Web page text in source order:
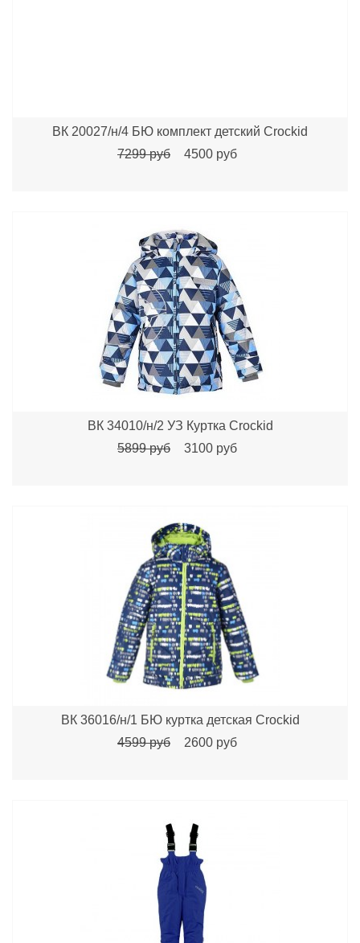
ВК 20027/н/4 БЮ комплект детский Crockid
7299 руб
4500 руб
ВК 34010/н/2 УЗ Куртка Crockid
5899 руб
3100 руб
ВК 36016/н/1 БЮ куртка детская Crockid
4599 руб
2600 руб